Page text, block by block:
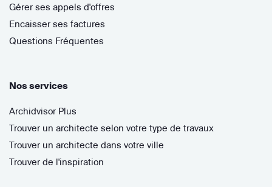
Gérer ses appels d'offres
Encaisser ses factures
Questions Fréquentes
Nos services
Archidvisor Plus
Trouver un architecte selon votre type de travaux
Trouver un architecte dans votre ville
Trouver de l'inspiration